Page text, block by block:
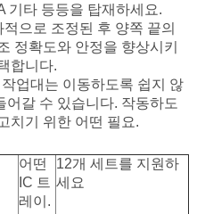
기타 등등을 탑재하세요.
으로 조정된 후 양쪽 끝의
정확도와 안정을 향상시키
합니다.
업대는 이동하도록 쉽지 않
어갈 수 있습니다. 작동하도
치기 위한 어떤 필요.
어떤
IC 트
레이.
12개 세트를 지원하
세요